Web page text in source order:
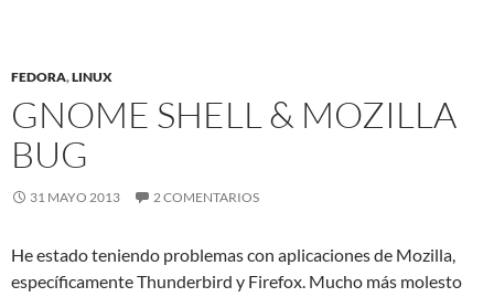
FEDORA,LINUX
GNOME SHELL & MOZILLA
BUG
31 MAYO 2013 2 COMENTARIOS
He estado teniendo problemas con aplicaciones de Mozilla,
específicamente Thunderbird y Firefox. Mucho más molesto